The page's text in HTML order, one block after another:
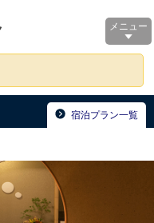
メニュー
宿泊プラン一覧